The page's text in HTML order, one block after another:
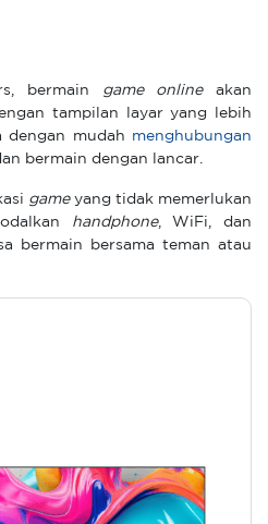
bermain game onlineakan
tampilan layar yang lebih
dengan mudah menghubungan
bermain dengan lancar.
game yang tidak memerlukan
handphone, WiFi, dan
bermain bersama teman atau